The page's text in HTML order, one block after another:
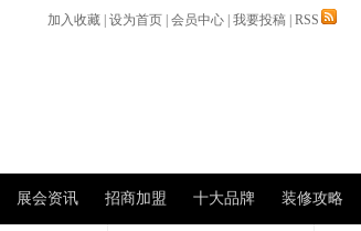
加入收藏 设为首页 会员中心 我要投稿 RSS
展会资讯 招商加盟 十大品牌 装修攻略